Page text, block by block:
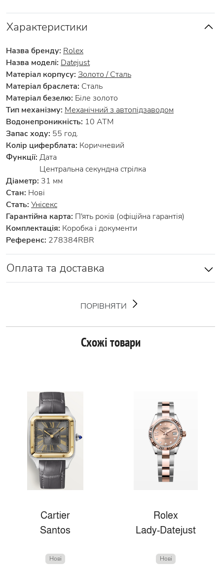
Характеристики
Назва бренду: Rolex
Назва моделі: Datejust
Матеріал корпусу: Золото / Сталь
Матеріал браслета: Сталь
Матеріал безелю: Біле золото
Тип механізму: Механічний з автопідзаводом
Водонепроникність: 10 АТМ
Запас ходу: 55 год.
Колір циферблата: Коричневий
Функції: Дата
Центральна секундна стрілка
Діаметр: 31 мм
Стан: Нові
Стать: Унісекс
Гарантійна карта: П'ять років (офіційна гарантія)
Комплектація: Коробка і документи
Референс: 278384RBR
Оплата та доставка
ПОРІВНЯТИ
Схожі товари
Cartier
Santos
Нові
Rolex
Lady-Datejust
Нові